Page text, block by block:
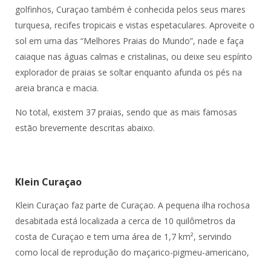
golfinhos, Curaçao também é conhecida pelos seus mares
turquesa, recifes tropicais e vistas espetaculares. Aproveite o
sol em uma das “Melhores Praias do Mundo”, nade e faça
caiaque nas águas calmas e cristalinas, ou deixe seu espírito
explorador de praias se soltar enquanto afunda os pés na
areia branca e macia.
No total, existem 37 praias, sendo que as mais famosas
estão brevemente descritas abaixo.
Klein Curaçao
Klein Curaçao faz parte de Curaçao. A pequena ilha rochosa
desabitada está localizada a cerca de 10 quilômetros da
costa de Curaçao e tem uma área de 1,7 km², servindo
como local de reprodução do maçarico-pigmeu-americano,